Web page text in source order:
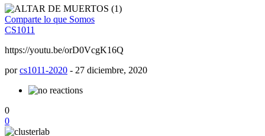
Comparte lo que Somos
CS1011
https://youtu.be/orD0VcgK16Q
porcs1011-2020 - 27 diciembre, 2020
0
0